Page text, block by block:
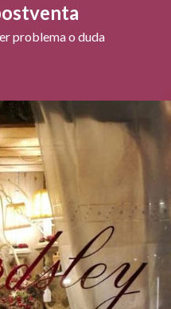
problema o duda